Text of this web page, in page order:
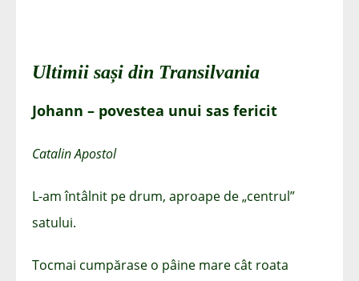
Ultimii sași din Transilvania
Johann – povestea unui sas fericit
Catalin Apostol
L-am întâlnit pe drum, aproape de „centrul”
satului.
Tocmai cumpărase o pâine mare cât roata